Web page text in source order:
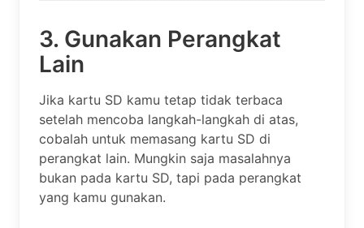
3. Gunakan Perangkat
Lain
Jika kartu SD kamu tetap tidak terbaca
setelah mencoba langkah-langkah di atas,
cobalah untuk memasang kartu SD di
perangkat lain. Mungkin saja masalahnya
bukan pada kartu SD, tapi pada perangkat
yang kamu gunakan.